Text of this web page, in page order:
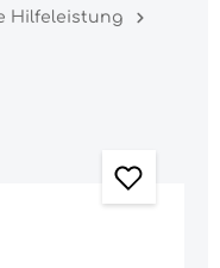
Hilfeleistung